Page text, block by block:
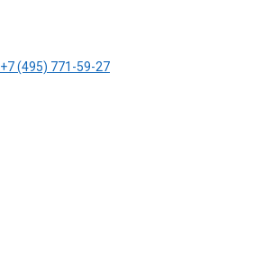
+7 (495) 771-59-27